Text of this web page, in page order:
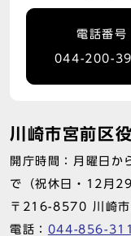
電話番号
044-200-
川崎市宮前区
開庁時間：月曜日か
で（祝休日・12月
〒216-8570 川崎
電話： 044-856-